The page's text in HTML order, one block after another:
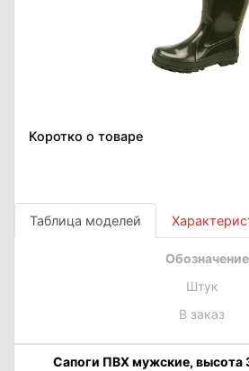
Коротко о товаре
Таблица моделей
Обозначение
Штук
В заказ
Сапоги ПВХ мужские, высота